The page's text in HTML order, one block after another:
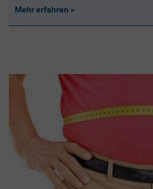
Mehr erfahren